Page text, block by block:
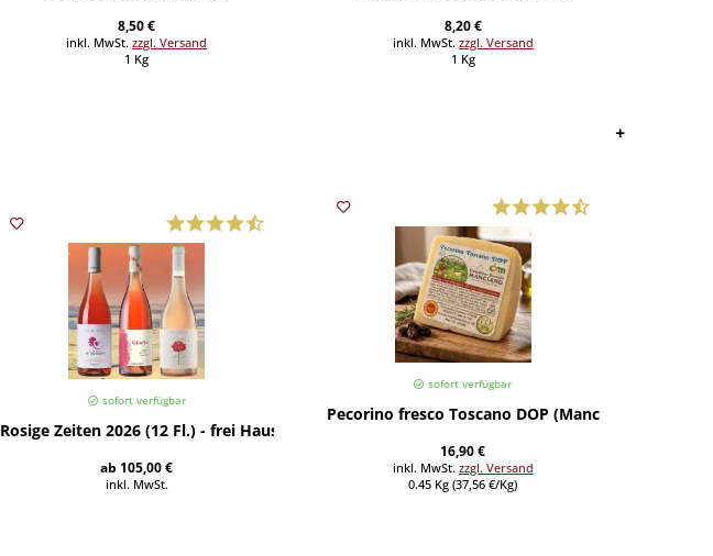
8,50 €
inkl. MwSt.zzgl. Versand
1 Kg
8,20 €
inkl. MwSt. zzgl. Versand
1 Kg
sofort verfügbar
Rosige Zeiten 2026 (12 Fl.) - frei Haus
ab 105,00 €
inkl. MwSt.
sofort verfügbar
Pecorino fresco Toscano DOP (Manciano) >450 g
16,90 €
inkl. MwSt. zzgl. Versand
0.45 Kg (37,56 €/Kg)